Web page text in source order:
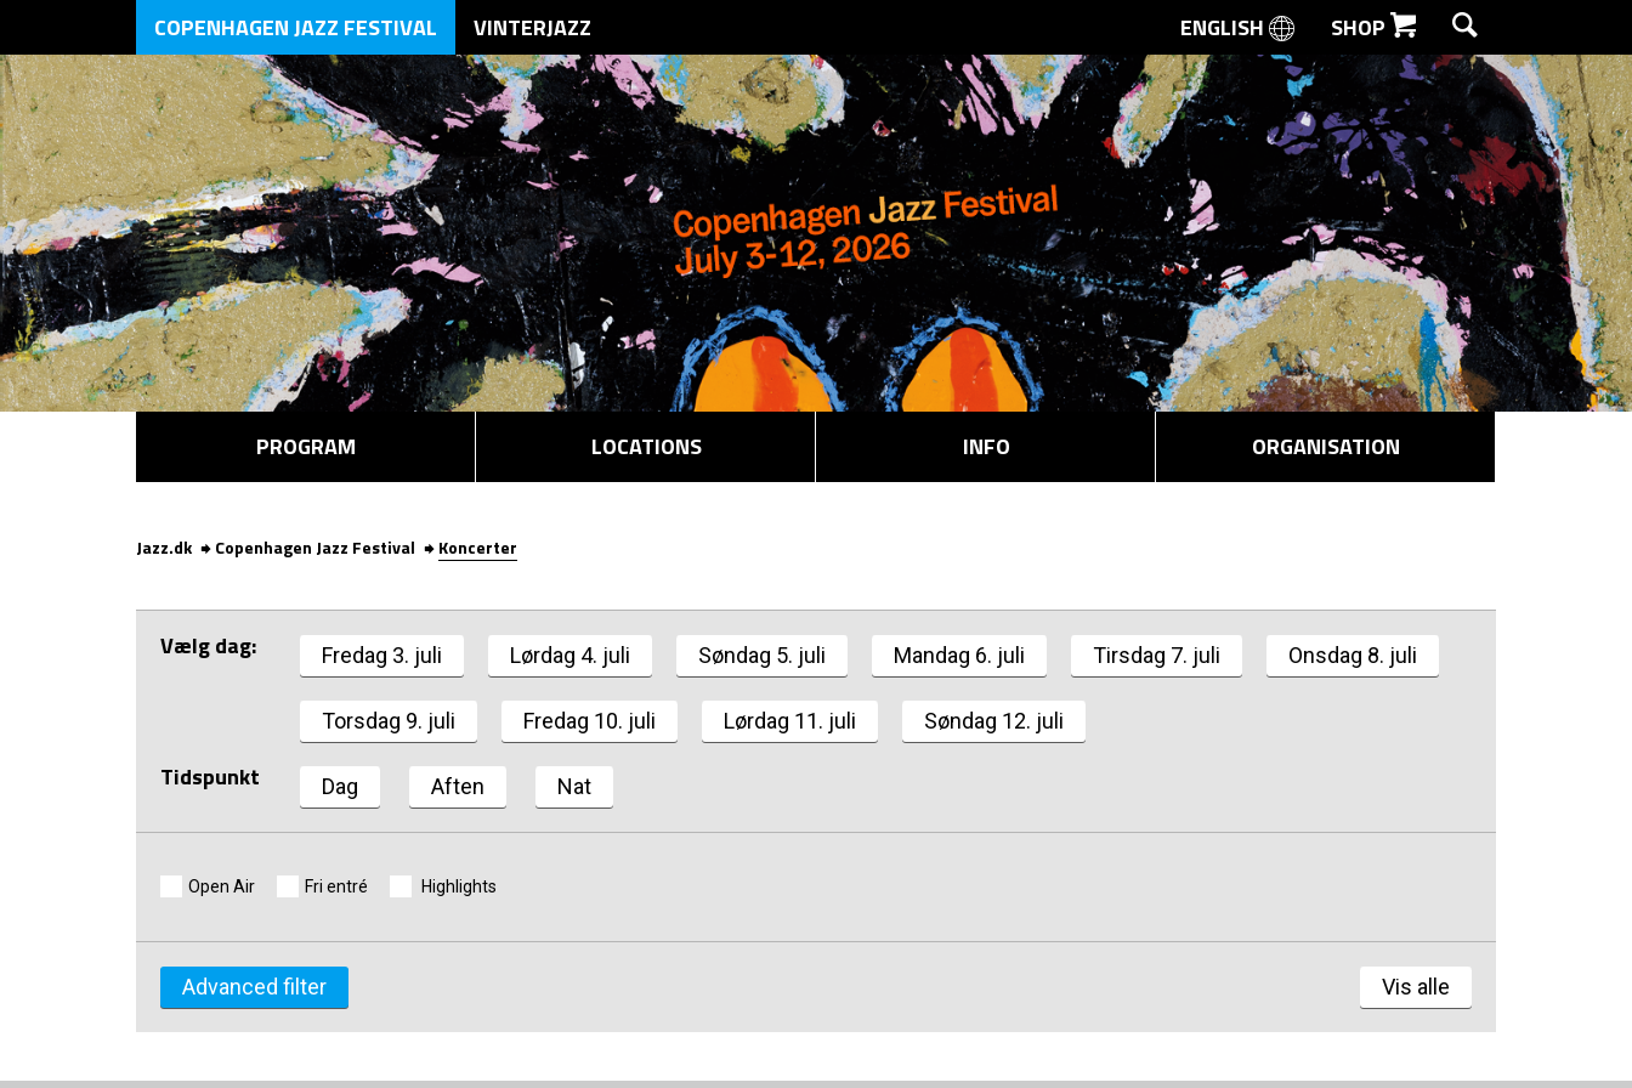
SØG
COPENHAGEN JAZZ FESTIVAL VINTERJAZZ ENGLISH SHOP
PROGRAM LOCATIONS INFO ORGANISATION
Jazz.dk Copenhagen Jazz Festival Koncerter
Vælg dag: Fredag 3. juli Lørdag 4. juli Søndag 5. juli Mandag 6. juli Tirsdag 7. juli Onsdag 8. juli
Torsdag 9. juli Fredag 10. juli Lørdag 11. juli Søndag 12. juli
Tidspunkt Dag Aften Nat
Open Air Fri entré Highlights
Tema
Internationale Highlights
Danske Highlights
Genrer Område
Advanced filter Vis alle